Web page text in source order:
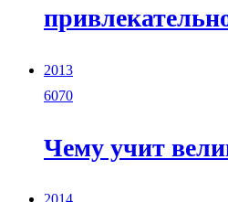
2013
6070
Чему учит